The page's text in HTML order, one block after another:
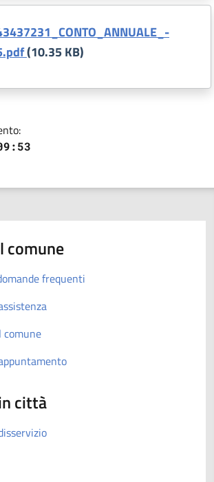
(10.35 KB)
comune
frequenti
comune
città